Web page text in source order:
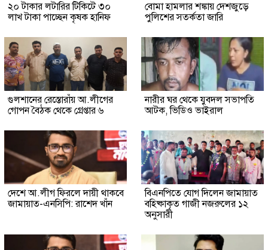
২০ টাকার লটারির টিকিটে ৩০
লাখ টাকা পাচ্ছেন কৃষক হানিফ
বোমা হামলার শঙ্কায় দেশজুড়ে
পুলিশের সতর্কতা জারি
গুলশানের রেস্তোরাঁয় আ.লীগের
গোপন বৈঠক থেকে গ্রেপ্তার ৬
নারীর ঘর থেকে যুবদল সভাপতি
আটক, ভিডিও ভাইরাল
দেশে আ.লীগ ফিরলে দায়ী থাকবে
জামায়াত-এনসিপি: রাশেদ খাঁন
বিএনপিতে যোগ দিলেন জামায়াত
বহিষ্কাকৃত গাজী নজরুলের ১২
অনুসারী